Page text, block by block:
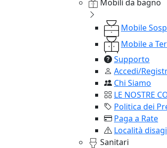
Mobili da bagno
Mobile
Mobile a
Supporto
Accedi/
Chi Siamo
LE NOSTRE
Politica dei
Paga a Rate
Località
Sanitari